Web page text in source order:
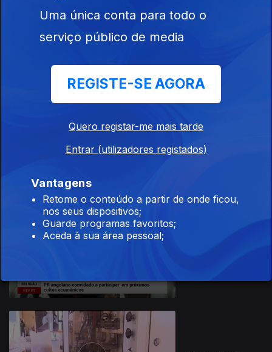
02 dez. 2020
509044
Uma única conta para todo o
serviço público de media
REGISTE-SE AGORA
Quero registar-me mais tarde
Entrar (utilizadores registados)
Vantagens
Retome o conteúdo a partir de onde ficou,
nos seus dispositivos;
Guarde programas favoritos;
Aceda à sua área pessoal;